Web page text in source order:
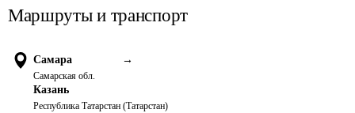
Маршруты и транспорт
Самара →
Самарская обл.
Казань
Республика Татарстан (Татарстан)